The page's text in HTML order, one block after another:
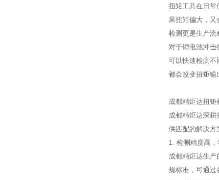
扭矩工具在日常
果扭矩偏大，又
检测更是生产流
对于锂电池冲击
可以快速检测不
都会改变扭矩输
成都精炬达扭矩
成都精炬达深
供匹配的解决方
1. 检测精度高
成都精炬达生
规标准，可通过